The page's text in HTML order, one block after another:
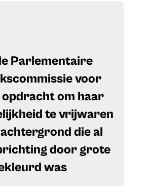
Parlementaire
voor
opdracht om haar
te vrijwaren
die al
door grote
was